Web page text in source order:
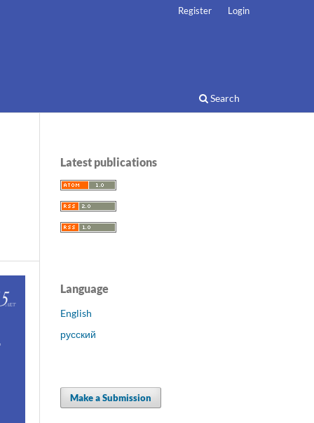
Search
Register Login
Latest publications
Language
English
русский
Make a Submission